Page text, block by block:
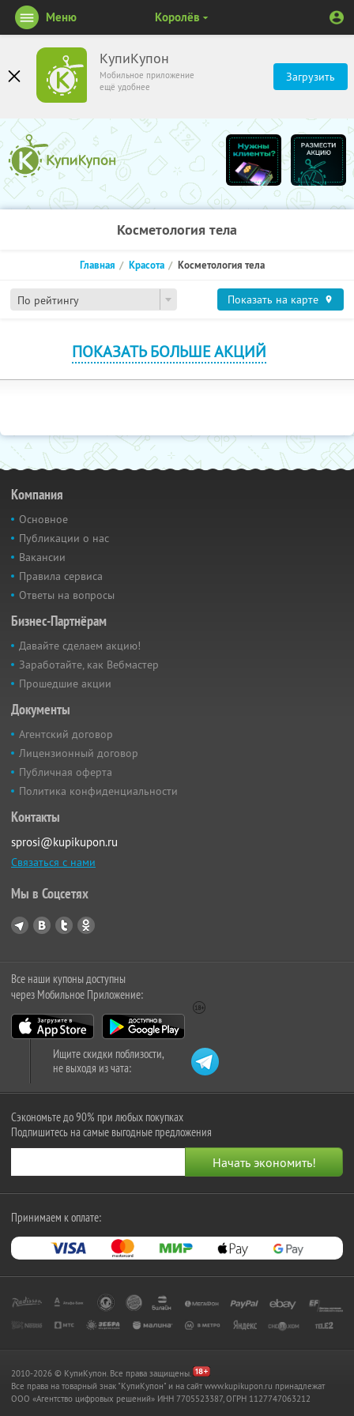
КупиКупон
Мобильное приложение
ещё удобнее
Загрузить
Меню Королёв
Косметология тела
По рейтингу
Главная Красота Косметология тела
Показать на карте
ПОКАЗАТЬ БОЛЬШЕ АКЦИЙ
Компания
Основное
Публикации о нас
Вакансии
Правила сервиса
Ответы на вопросы
Бизнес-Партнёрам
Давайте сделаем акцию!
Заработайте, как Вебмастер
Прошедшие акции
Документы
Агентский договор
Лицензионный договор
Публичная оферта
Политика конфиденциальности
Контакты
sprosi@kupikupon.ru
Связаться с нами
Мы в Соцсетях
Все наши купоны доступны
через Мобильное Приложение:
Ищите скидки поблизости,
не выходя из чата:
Сэкономьте до 90% при любых покупках
Подпишитесь на самые выгодные предложения
Принимаем к оплате:
2010-2026 © КупиКупон. Все права защищены.
Все права на товарный знак "КупиКупон" и на сайт www.kupikupon.ru принадлежат
OOO «Агентство цифровых решений» ИНН 7705523387, ОГРН 1127747063212